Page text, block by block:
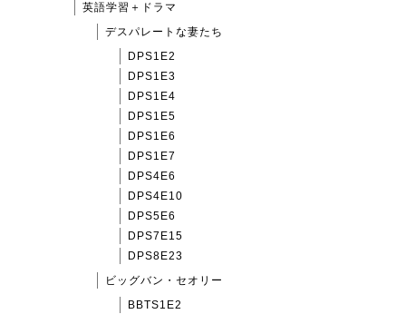
英語学習＋ドラマ
デスパレートな妻たち
DPS1E2
DPS1E3
DPS1E4
DPS1E5
DPS1E6
DPS1E7
DPS4E6
DPS4E10
DPS5E6
DPS7E15
DPS8E23
ビッグバン・セオリー
BBTS1E2